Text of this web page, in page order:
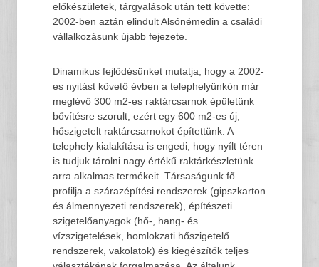
előkészületek, tárgyalások után tett követte:
2002-ben aztán elindult Alsónémedin a családi
vállalkozásunk újabb fejezete.
Dinamikus fejlődésünket mutatja, hogy a 2002-
es nyitást követő évben a telephelyünkön már
meglévő 300 m2-es raktárcsarnok épületünk
bővítésre szorult, ezért egy 600 m2-es új,
hőszigetelt raktárcsarnokot építettünk. A
telephely kialakítása is engedi, hogy nyílt téren
is tudjuk tárolni nagy értékű raktárkészletünk
arra alkalmas termékeit. Társaságunk fő
profilja a szárazépítési rendszerek (gipszkarton
és álmennyezeti rendszerek), építészeti
szigetelőanyagok (hő-, hang- és
vízszigetelések, homlokzati hőszigetelő
rendszerek, vakolatok) és kiegészítők teljes